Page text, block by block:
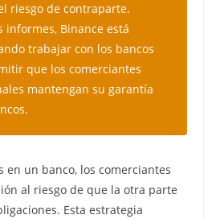
riesgo de contraparte.
informes, Binance está
trabajar con los bancos
que los comerciantes
mantengan su garantía
en un banco, los comerciantes
al riesgo de que la otra parte
Esta estrategia